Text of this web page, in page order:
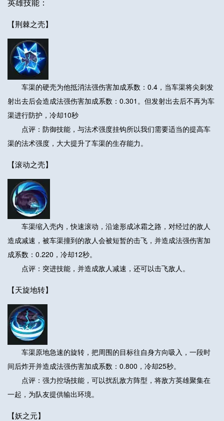
【荆棘之壳】
车渠的硬壳为他抵消法强伤害加成系数：0.4，当车渠将尖刺发
射出去后会造成法强伤害加成系数：0.301。但发射出去后不再为车
渠进行防护，冷却10秒
点评：防御技能，与法术强度挂钩所以我们需要适当的提高车
渠的法术强度，大大提升了车渠的生存能力。
【滚动之壳】
车渠缩入壳内，快速滚动，沿途形成冰霜之路，对经过的敌人
造成减速，被车渠撞到的敌人会被短暂的击飞，并造成法强伤害加
成系数：0.220，冷却12秒。
点评：突进技能，并造成敌人减速，还可以击飞敌人。
【天旋地转】
车渠原地急速的旋转，把周围的目标往自身方向吸入，一段时
间后炸开并造成法强伤害加成系数：0.800，冷却25秒。
点评：强力控场技能，可以扰乱敌方阵型，将敌方英雄聚集在
一起，为队友提供输出环境。
【妖之元】